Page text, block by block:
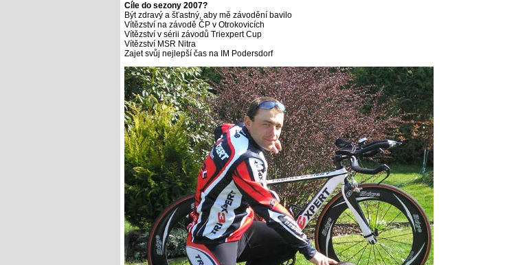
Cíle do sezony 2007?
Být zdravý a šťastný, aby mě závodění bavilo
Vítězství na závodě ČP v Otrokovicích
Vítězství v sérii závodů Triexpert Cup
Vítězství MSR Nitra
Zajet svůj nejlepší čas na IM Podersdorf